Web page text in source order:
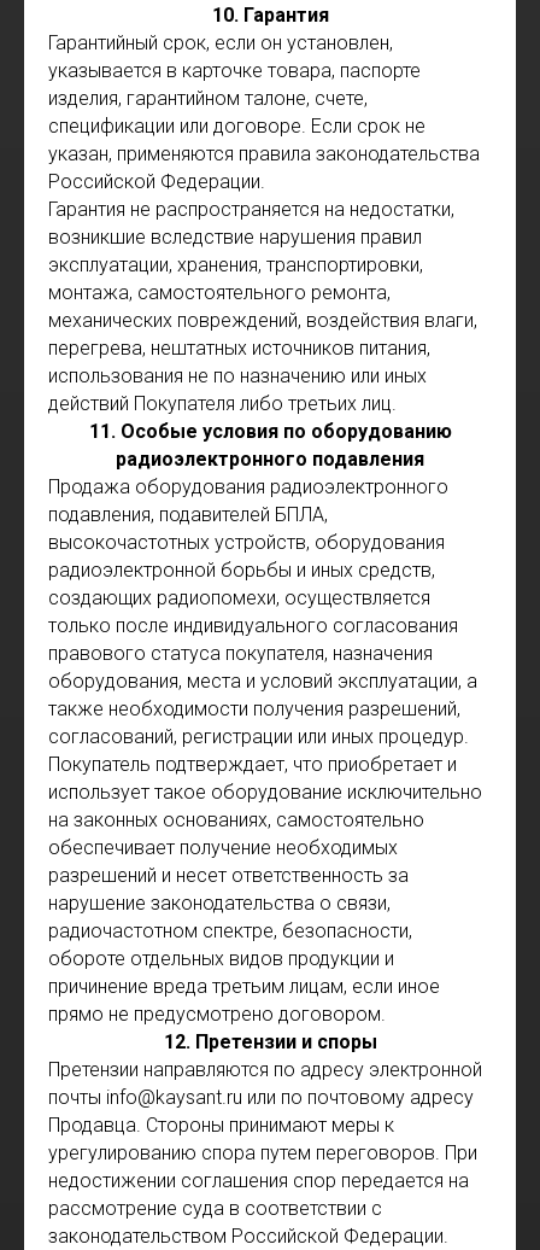
10. Гарантия
Гарантийный срок, если он установлен,
указывается в карточке товара, паспорте
изделия, гарантийном талоне, счете,
спецификации или договоре. Если срок не
указан, применяются правила законодательства
Российской Федерации.
Гарантия не распространяется на недостатки,
возникшие вследствие нарушения правил
эксплуатации, хранения, транспортировки,
монтажа, самостоятельного ремонта,
механических повреждений, воздействия влаги,
перегрева, нештатных источников питания,
использования не по назначению или иных
действий Покупателя либо третьих лиц.
11. Особые условия по оборудованию
радиоэлектронного подавления
Продажа оборудования радиоэлектронного
подавления, подавителей БПЛА,
высокочастотных устройств, оборудования
радиоэлектронной борьбы и иных средств,
создающих радиопомехи, осуществляется
только после индивидуального согласования
правового статуса покупателя, назначения
оборудования, места и условий эксплуатации, а
также необходимости получения разрешений,
согласований, регистрации или иных процедур.
Покупатель подтверждает, что приобретает и
использует такое оборудование исключительно
на законных основаниях, самостоятельно
обеспечивает получение необходимых
разрешений и несет ответственность за
нарушение законодательства о связи,
радиочастотном спектре, безопасности,
обороте отдельных видов продукции и
причинение вреда третьим лицам, если иное
прямо не предусмотрено договором.
12. Претензии и споры
Претензии направляются по адресу электронной
почты info@kaysant.ru или по почтовому адресу
Продавца. Стороны принимают меры к
урегулированию спора путем переговоров. При
недостижении соглашения спор передается на
рассмотрение суда в соответствии с
законодательством Российской Федерации.